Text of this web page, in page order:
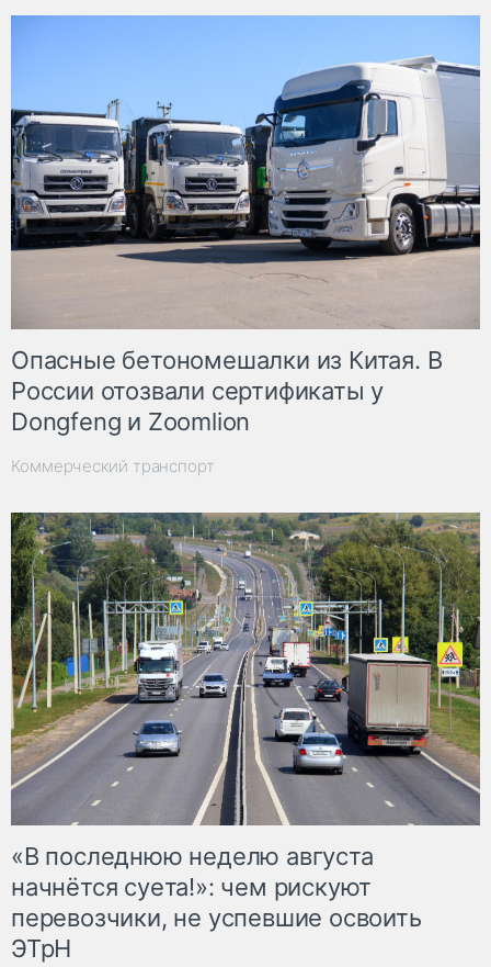
Опасные бетономешалки из Китая. В
России отозвали сертификаты у
Dongfeng и Zoomlion
Коммерческий транспорт
«В последнюю неделю августа
начнётся суета!»: чем рискуют
перевозчики, не успевшие освоить
ЭТрН